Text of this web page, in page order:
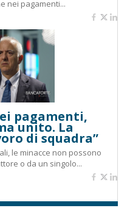
nei pagamenti...
pagamenti,
unito. La
di squadra”
le minacce non possono
o da un singolo...